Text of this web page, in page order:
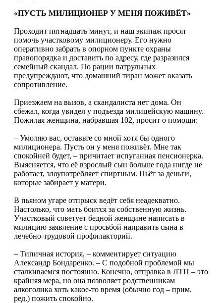
«ПУСТЬ МИЛИЦИОНЕР У МЕНЯ ПОЖИВЁТ»
Проходит пятнадцать минут, и наш экипаж просят
помочь участковому милиционеру. Его нужно
оперативно забрать в опорном пункте охраны
правопорядка и доставить по адресу, где разразился
семейный скандал. По рации патрульных
предупреждают, что домашний тиран может оказать
сопротивление.
Приезжаем на вызов, а скандалиста нет дома. Он
сбежал, когда увидел у подъезда милицейскую машину.
Пожилая женщина, набравшая 102, просит о помощи:
– Умоляю вас, оставьте со мной хотя бы одного
милиционера. Пусть он у меня поживёт. Мне так
спокойней будет, – причитает испуганная пенсионерка.
Выясняется, что её взрослый сын больше года нигде не
работает, злоупотребляет спиртным. Пьёт за деньги,
которые забирает у матери.
В пьяном угаре отпрыск ведёт себя неадекватно.
Настолько, что мать боится за собственную жизнь.
Участковый советует бедной женщине написать в
милицию заявление с просьбой направить сына в
лечебно-трудовой профилакторий.
– Типичная история, – комментирует ситуацию
Александр Бондаренко. – С подобной проблемой мы
сталкиваемся постоянно. Конечно, отправка в ЛТП – это
крайняя мера, но она позволяет родственникам
алкоголика хоть какое-то время (обычно год – прим.
ред.) пожить спокойно.